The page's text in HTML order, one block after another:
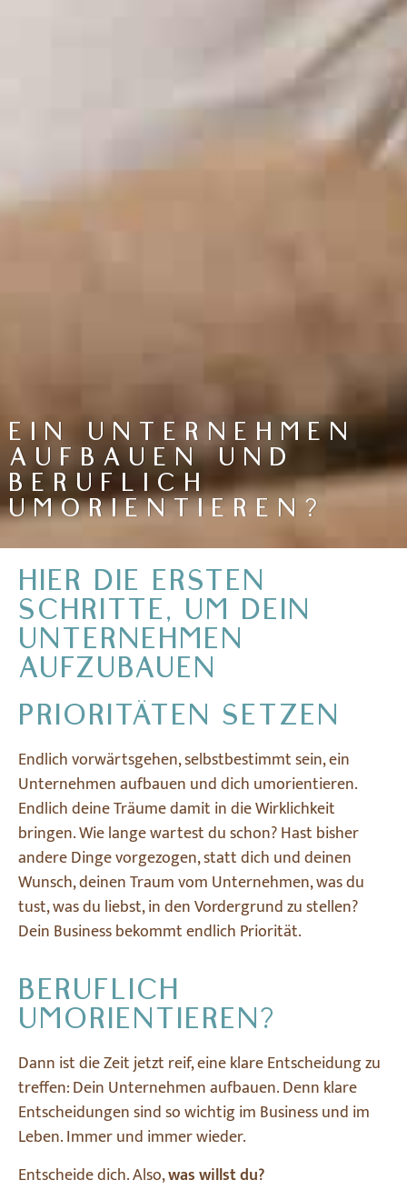
EIN UNTERNEHMEN
AUFBAUEN UND
BERUFLICH
UMORIENTIEREN?
HIER DIE ERSTEN
SCHRITTE, UM DEIN
UNTERNEHMEN
AUFZUBAUEN
PRIORITÄTEN SETZEN
Endlich vorwärtsgehen, selbstbestimmt sein, ein
Unternehmen aufbauen und dich umorientieren.
Endlich deine Träume damit in die Wirklichkeit
bringen. Wie lange wartest du schon? Hast bisher
andere Dinge vorgezogen, statt dich und deinen
Wunsch, deinen Traum vom Unternehmen, was du
tust, was du liebst, in den Vordergrund zu stellen?
Dein Business bekommt endlich Priorität.
BERUFLICH
UMORIENTIEREN?
Dann ist die Zeit jetzt reif, eine klare Entscheidung zu
treffen: Dein Unternehmen aufbauen. Denn klare
Entscheidungen sind so wichtig im Business und im
Leben. Immer und immer wieder.
Entscheide dich. Also,was willst du?